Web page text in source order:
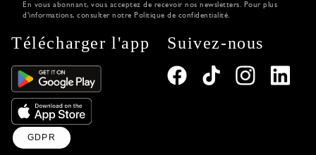
En vous abonnant, vous acceptez de recevoir nos newsletters. Pour plus
d'informations, consulter notre Politique de confidentialité.
Télécharger l'app Suivez-nous
GDPR